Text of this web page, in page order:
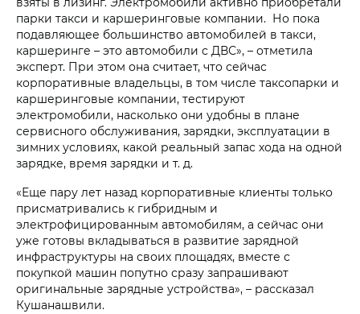
парки такси и каршеринговые компании. Но пока
подавляющее большинство автомобилей в такси,
каршеринге – это автомобили с ДВС», – отметила
эксперт. При этом она считает, что сейчас
корпоративные владельцы, в том числе таксопарки и
каршеринговые компании, тестируют
электромобили, насколько они удобны в плане
сервисного обслуживания, зарядки, эксплуатации в
зимних условиях, какой реальный запас хода на одной
зарядке, время зарядки и т. д.
«Еще пару лет назад корпоративные клиенты только
присматривались к гибридным и
электрофицированным автомобилям, а сейчас они
уже готовы вкладываться в развитие зарядной
инфраструктуры на своих площадях, вместе с
покупкой машин попутно сразу запрашивают
оригинальные зарядные устройства», – рассказал
Кушанашвили.